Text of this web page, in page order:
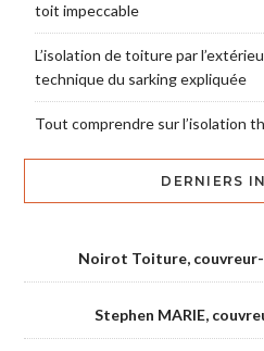
toit impeccable
L’isolation de toiture par
technique du sarking expliquée
Tout comprendre sur l’isolation
DERNIERS
Noirot Toiture,
Stephen MARIE,